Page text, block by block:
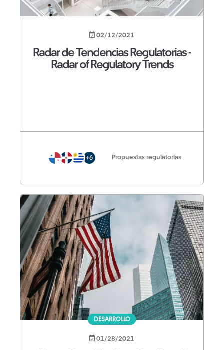
02/12/2021
Radar de Tendencias Regulatorias -
Radar of Regulatory Trends
+6 Propuestas regulatorias
DESARROLLO
01/28/2021